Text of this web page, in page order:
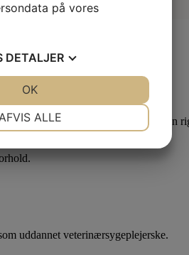
det en god idé at være medlem af en
uddannet veterinærsygeplejerske.
på vores
DETALJER
ALLE
OK